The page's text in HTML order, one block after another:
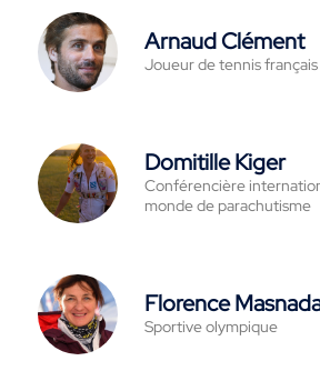
Arnaud Clément
Joueur de tennis français
Domitille Kiger
Conférencière
monde de parachutisme
Florence
Sportive olympique